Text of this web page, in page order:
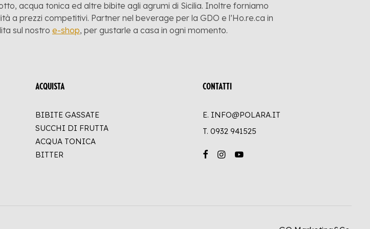
acqua tonica ed altre bibite agli agrumi di Sicilia. Inoltre forniamo
a prezzi competitivi. Partner nel beverage per la GDO e l’Ho.re.ca in
sul nostro e-shop, per gustarle a casa in ogni momento.
ACQUISTA
BIBITE GASSATE
SUCCHI DI FRUTTA
ACQUA TONICA
BITTER
CONTATTI
E. INFO@POLARA.IT
T. 0932 941525